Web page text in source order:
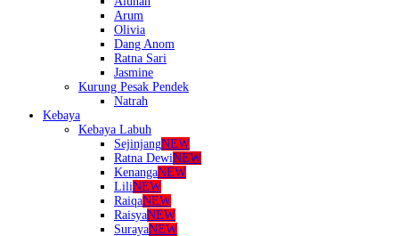
Arum
Olivia
Dang Anom
Ratna Sari
Jasmine
Kurung Pesak Pendek
Natrah
Kebaya
Kebaya Labuh
SejinjangNEW
Ratna DewiNEW
KenangaNEW
LiliNEW
RaiqaNEW
RaisyaNEW
SurayaNEW